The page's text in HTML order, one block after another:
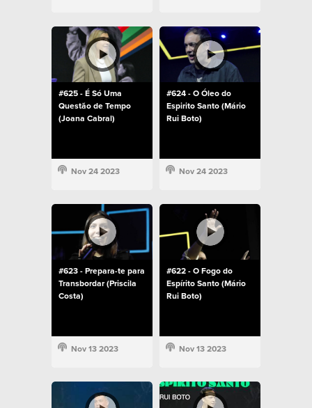
#625 - É Só Uma
Questão de Tempo
(Joana Cabral)
Nov 24 2023
#624 - O Óleo do
Espirito Santo (Mário
Rui Boto)
Nov 24 2023
#623 - Prepara-te para
Transbordar (Priscila
Costa)
Nov 13 2023
#622 - O Fogo do
Espírito Santo (Mário
Rui Boto)
Nov 13 2023